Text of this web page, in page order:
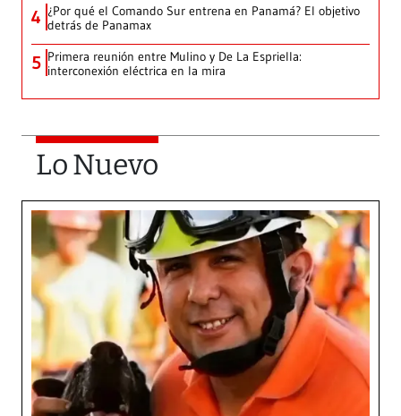
4 ¿Por qué el Comando Sur entrena en Panamá? El objetivo
detrás de Panamax
5 Primera reunión entre Mulino y De La Espriella:
interconexión eléctrica en la mira
Lo Nuevo